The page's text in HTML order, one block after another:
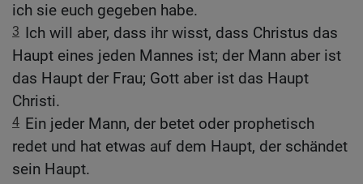
ich sie euch gegeben habe.
3 Ich will aber, dass ihr wisst, dass Christus das
Haupt eines jeden Mannes ist; der Mann aber ist
das Haupt der Frau; Gott aber ist das Haupt
Christi.
4 Ein jeder Mann, der betet oder prophetisch
redet und hat etwas auf dem Haupt, der schändet
sein Haupt.